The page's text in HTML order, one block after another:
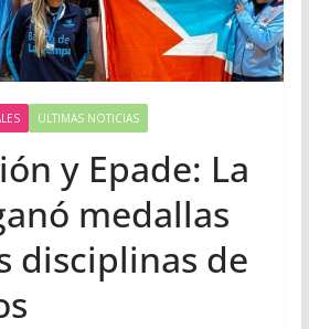
ULTIMAS NOTICIAS
y Epade: La
medallas
disciplinas de